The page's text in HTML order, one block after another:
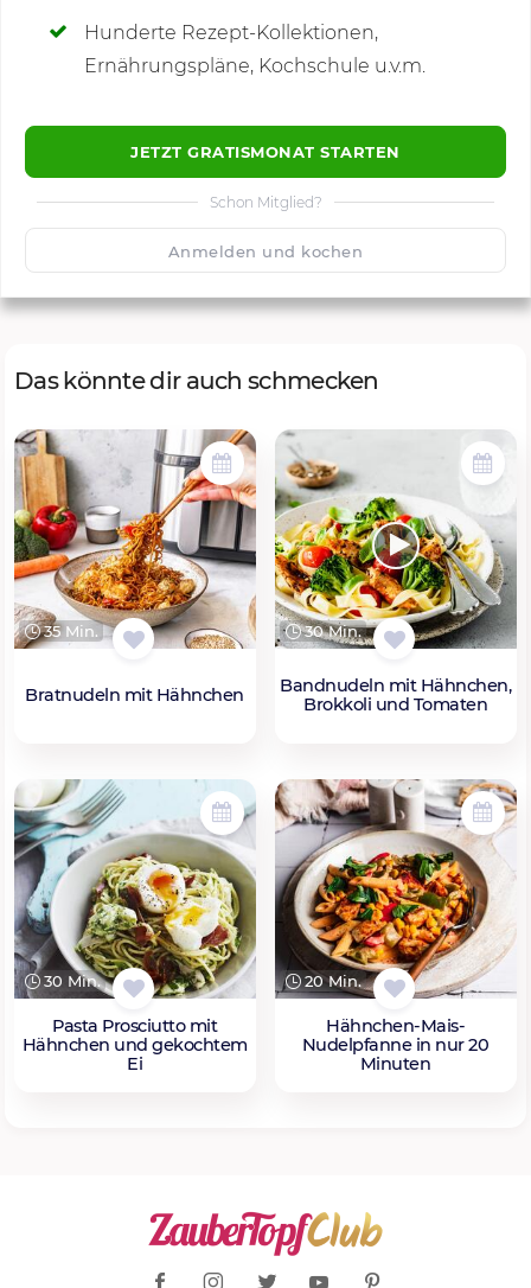
Hunderte Rezept-Kollektionen,
Ernährungspläne, Kochschule u.v.m.
JETZT GRATISMONAT STARTEN
Schon Mitglied?
Anmelden und kochen
Kommentare
🙂 1500 Speichern
Das könnte dir auch schmecken
35 Min.
Bratnudeln mit Hähnchen
30 Min.
Bandnudeln mit Hähnchen,
Brokkoli und Tomaten
30 Min.
Pasta Prosciutto mit
Hähnchen und gekochtem
Ei
20 Min.
Hähnchen-Mais-
Nudelpfanne in nur 20
Minuten